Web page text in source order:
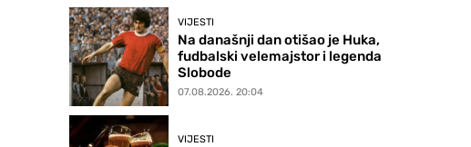
VIJESTI
Na današnji dan otišao je Huka,
fudbalski velemajstor i legenda
Slobode
07.08.2026. 20:04
VIJESTI